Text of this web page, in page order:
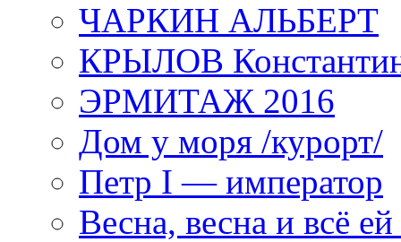
ЧАРКИН АЛЬБЕРТ
КРЫЛОВ
ЭРМИТАЖ 2016
Дом у моря /курорт/
Петр I — император
Весна, весна и всё